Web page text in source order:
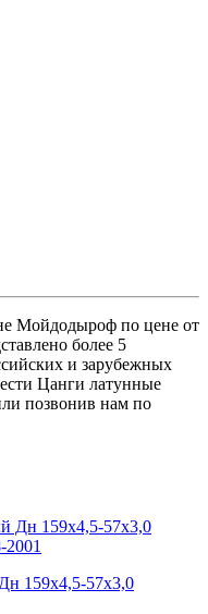
Мойдодыроф по цене от
более 5
и зарубежных
Цанги латунные
позвонив нам по
159х4,5-57х3,0